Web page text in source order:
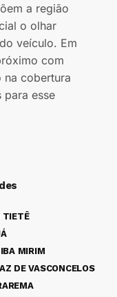
a região
o olhar
veículo. Em
com
na cobertura
para esse
TIETÊ
MIRIM
DE VASCONCELOS